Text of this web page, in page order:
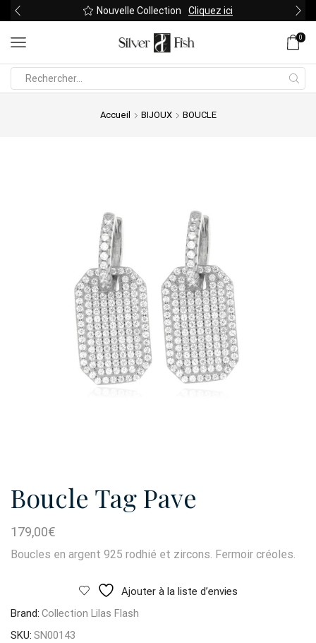
Nouvelle Collection Cliquez ici
0
Accueil BIJOUX BOUCLE
Boucle Tag Pave
179,00€
Boucles en argent 925 rodhié et zircons. Fermoir créoles.
Ajouter à la liste d’envies
Brand: Collection Lilas Flash
SKU: SN00143